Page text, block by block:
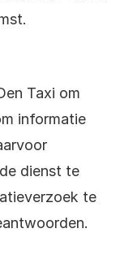
Taxi om
informatie
dienst te
te